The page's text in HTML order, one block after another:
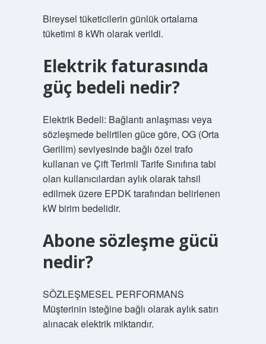
Bireysel tüketicilerin günlük ortalama
tüketimi 8 kWh olarak verildi.
Elektrik faturasında
güç bedeli nedir?
Elektrik Bedeli: Bağlantı anlaşması veya
sözleşmede belirtilen güce göre, OG (Orta
Gerilim) seviyesinde bağlı özel trafo
kullanan ve Çift Terimli Tarife Sınıfına tabi
olan kullanıcılardan aylık olarak tahsil
edilmek üzere EPDK tarafından belirlenen
kW birim bedelidir.
Abone sözleşme gücü
nedir?
SÖZLEŞMESEL PERFORMANS
Müşterinin isteğine bağlı olarak aylık satın
alınacak elektrik miktarıdır.